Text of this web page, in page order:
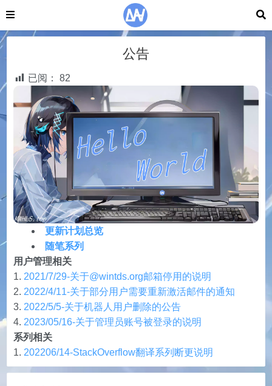
公告
已阅： 82
更新计划总览
随笔系列
用户管理相关
2021/7/29-关于@wintds.org邮箱停用的说明
2022/4/11-关于部分用户需要重新激活邮件的通知
2022/5/5-关于机器人用户删除的公告
2023/05/16-关于管理员账号被登录的说明
系列相关
202206/14-StackOverflow翻译系列断更说明